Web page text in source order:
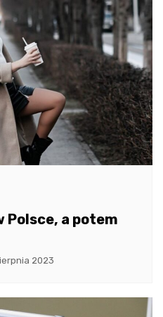
Polsce, a potem
2023